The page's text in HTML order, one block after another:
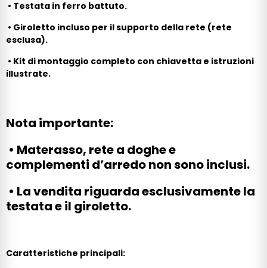
• Testata in ferro battuto.
• Giroletto incluso per il supporto della rete (rete
esclusa).
• Kit di montaggio completo con chiavetta e istruzioni
illustrate.
Nota importante:
• Materasso, rete a doghe e
complementi d’arredo non sono inclusi.
• La vendita riguarda esclusivamente la
testata e il giroletto.
Caratteristiche principali: